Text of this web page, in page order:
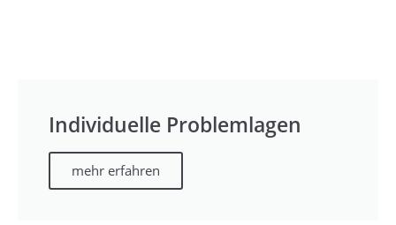
Individuelle Problemlagen
mehr erfahren